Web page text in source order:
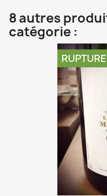
8 autres
catégorie :